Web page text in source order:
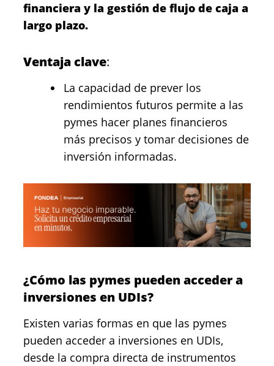
financiera y la gestión de flujo de caja a
largo plazo.
Ventaja clave:
La capacidad de prever los
rendimientos futuros permite a las
pymes hacer planes financieros
más precisos y tomar decisiones de
inversión informadas.
¿Cómo las pymes pueden acceder a
inversiones en UDIs?
Existen varias formas en que las pymes
pueden acceder a inversiones en UDIs,
desde la compra directa de instrumentos